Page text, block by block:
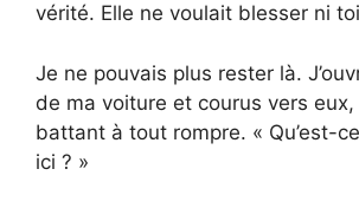
vérité. Elle ne voulait blesser ni
Je ne pouvais plus rester là.
de ma voiture et courus vers
battant à tout rompre. « Qu’est-
ici ? »